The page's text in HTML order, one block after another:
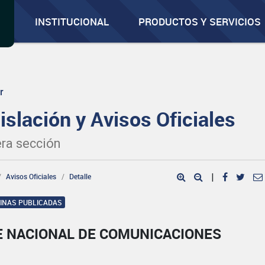
INSTITUCIONAL PRODUCTOS Y SERVICIOS
y Avisos Oficiales
sección
Avisos Oficiales Detalle |
PUBLICADAS
NACIONAL DE COMUNICACIONES